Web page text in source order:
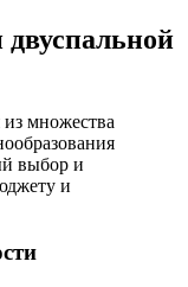
из множества
выбор и
и